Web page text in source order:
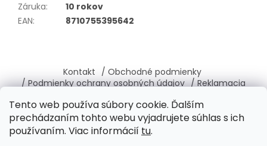
Tento web používa súbory cookie. Ďalším
prechádzaním tohto webu vyjadrujete súhlas s ich
používaním. Viac informácií tu.
Záruka:
10 rokov
EAN: 8710755395642
p
ä
Kontakt / Obchodné podmienky
/ Podmienky ochrany osobných údajov / Reklamacia